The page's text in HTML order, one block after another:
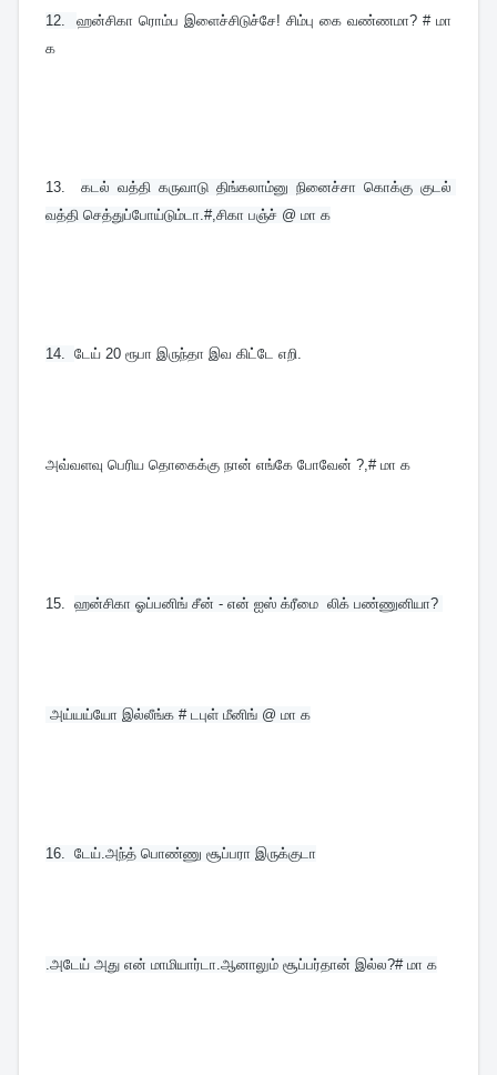
12.
ஹன்சிகா ரொம்ப இளைச்சிடுச்சே! சிம்பு கை வண்ணமா? # மா
க
13. கடல் வத்தி கருவாடு திங்கலாம்னு நினைச்சா கொக்கு குடல்
வத்தி செத்துப்போய்டும்டா.#,சிகா பஞ்ச் @ மா க
14. டேய் 20 ரூபா இருந்தா இவ கிட்டே எறி.
அவ்வளவு பெரிய தொகைக்கு நான் எங்கே போவேன் ?,# மா க
15. ஹன்சிகா ஓப்பனிங் சீன் - என் ஐஸ் க்ரீமை  லிக் பண்ணுனியா?
அய்யய்யோ இல்லீங்க # டபுள் மீனிங் @ மா க
16. டேய்.அந்த் பொண்ணு சூப்பரா இருக்குடா
.அடேய் அது என் மாமியார்டா.ஆனாலும் சூப்பர்தான் இல்ல?# மா க